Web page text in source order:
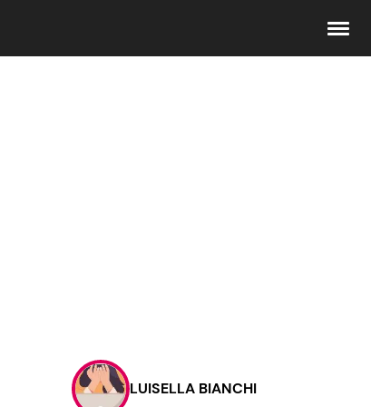
Contattaci
PubblicitàLUISELLA BIANCHI